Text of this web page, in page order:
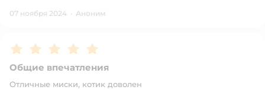
07 ноября 2024 · Аноним
Рейтинг:5
Общие впечатления
Отличные миски, котик доволен